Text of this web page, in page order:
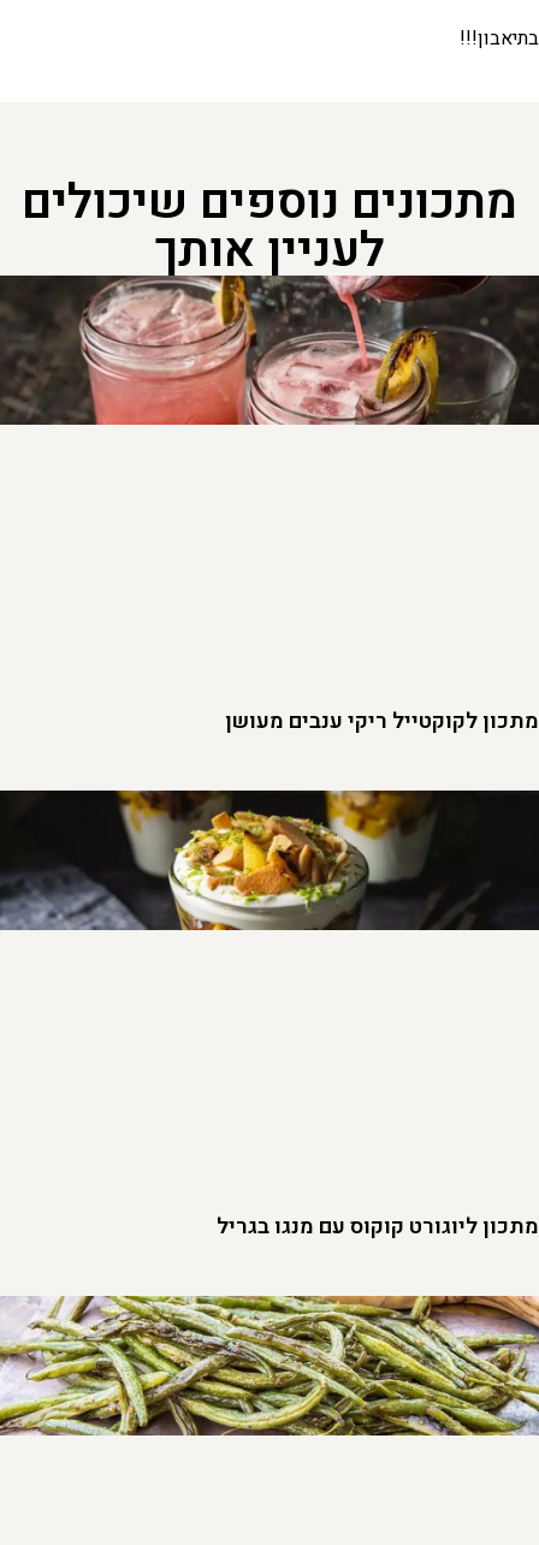
בתיאבון!!!
מתכונים נוספים שיכולים
לעניין אותך
מתכון לקוקטייל ריקי ענבים מעושן
מתכון ליוגורט קוקוס עם מנגו בגריל